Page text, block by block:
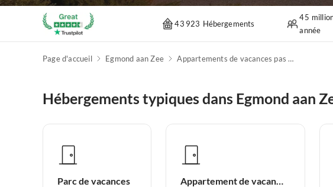
43 923 Hébergements
45
année
Page d'accueil Egmond aan Zee Appartements de vacances pas chers
Hébergements typiques dans Egmond aan
Parc de vacances Appartement de vacances